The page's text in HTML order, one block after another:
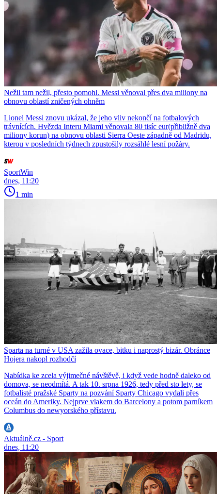
Nežil tam nežil, přesto pomohl. Messi věnoval přes dva miliony na
obnovu oblastí zničených ohněm
Lionel Messi znovu ukázal, že jeho vliv nekončí na fotbalových
trávnících. Hvězda Interu Miami věnovala 80 tisíc eur(přibližně dva
miliony korun) na obnovu oblasti Sierra Oeste západně od Madridu,
kterou v posledních týdnech zpustošily rozsáhlé lesní požáry.
SportWin
dnes, 11:20
1 min
Sparta na turné v USA zažila ovace, bitku i naprostý bizár. Obránce
Hojera nakopl rozhodčí
Nabídka ke zcela výjimečné návštěvě, i když vede hodně daleko od
domova, se neodmítá. A tak 10. srpna 1926, tedy před sto lety, se
fotbalisté pražské Sparty na pozvání Sparty Chicago vydali přes
oceán do Ameriky. Nejprve vlakem do Barcelony a potom parníkem
Columbus do newyorského přístavu.
Aktuálně.cz - Sport
dnes, 11:20